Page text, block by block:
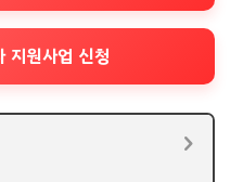
지원사업 신청